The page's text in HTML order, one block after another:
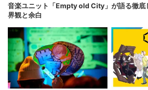
音楽ユニット「Empty old City」が語る徹
界観と余白